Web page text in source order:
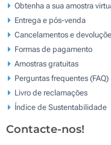
Obtenha a sua amostra
Entrega e pós-venda
Cancelamentos e
Formas de pagamento
Amostras gratuitas
Perguntas frequentes (FAQ)
Livro de reclamaçōes
Índice de Sustentabilidade
Contacte-nos!